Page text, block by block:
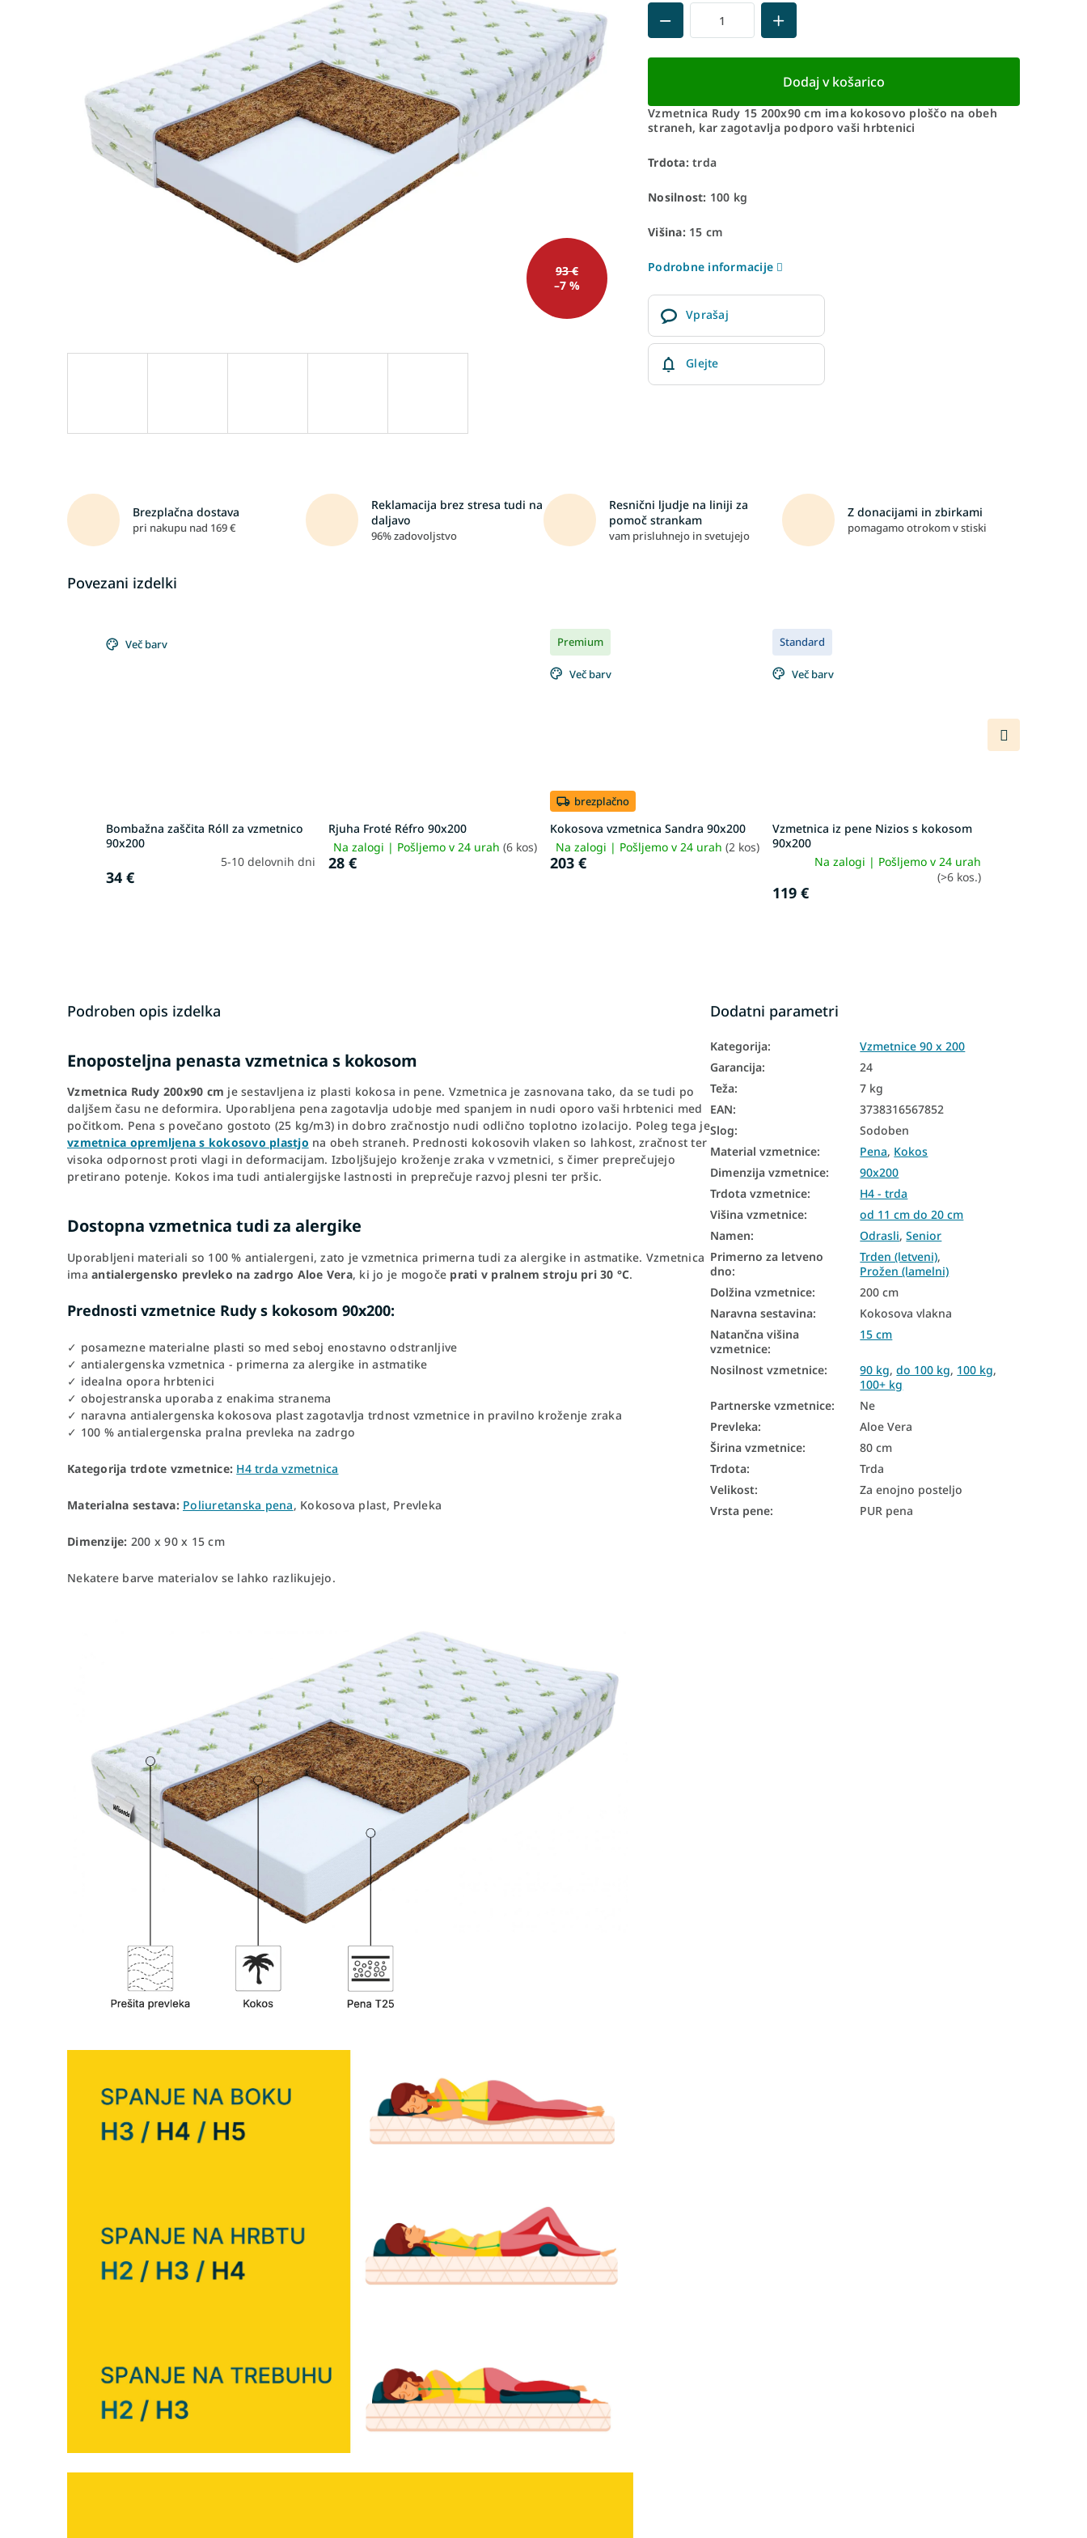
93 €
–7 %
Dodaj v košarico
Vzmetnica Rudy 15 200x90 cm ima kokosovo ploščo na obeh
straneh, kar zagotavlja podporo vaši hrbtenici
Trdota:trda
Nosilnost: 100 kg
Višina:15 cm
Podrobne informacije
Vprašaj
Glejte
Brezplačna dostava
pri nakupu nad 169 €
Reklamacija brez stresa tudi na
daljavo
96% zadovoljstvo
Resnični ljudje na liniji za
pomoč strankam
vam prisluhnejo in svetujejo
Z donacijami in zbirkami
pomagamo otrokom v stiski
Povezani izdelki
Več barv
Bombažna zaščita Róll za vzmetnico
90x200
5-10 delovnih dni
34 €
Rjuha Froté Réfro 90x200
Na zalogi | Pošljemo v 24 urah (6 kos)
28 €
Premium
Več barv
brezplačno
Kokosova vzmetnica Sandra 90x200
Na zalogi | Pošljemo v 24 urah (2 kos)
203 €
Standard
Več barv
Vzmetnica iz pene Nizios s kokosom
90x200
Na zalogi | Pošljemo v 24 urah
(>6 kos.)
119 €
Naslednji
izdelek
Podroben opis izdelka
Enoposteljna penasta vzmetnica s kokosom
Vzmetnica Rudy 200x90 cm je sestavljena iz plasti kokosa in pene. Vzmetnica je zasnovana tako, da se tudi po
daljšem času ne deformira. Uporabljena pena zagotavlja udobje med spanjem in nudi oporo vaši hrbtenici med
počitkom. Pena s povečano gostoto (25 kg/m3) in dobro zračnostjo nudi odlično toplotno izolacijo. Poleg tega je
vzmetnica opremljena s kokosovo plastjo na obeh straneh. Prednosti kokosovih vlaken so lahkost, zračnost ter
visoka odpornost proti vlagi in deformacijam. Izboljšujejo kroženje zraka v vzmetnici, s čimer preprečujejo
pretirano potenje. Kokos ima tudi antialergijske lastnosti in preprečuje razvoj plesni ter pršic.
Dostopna vzmetnica tudi za alergike
Uporabljeni materiali so 100 % antialergeni, zato je vzmetnica primerna tudi za alergike in astmatike. Vzmetnica
ima antialergensko prevleko na zadrgo Aloe Vera, ki jo je mogoče prati v pralnem stroju pri 30 °C.
Prednosti vzmetnice Rudy s kokosom 90x200:
✓ posamezne materialne plasti so med seboj enostavno odstranljive
✓ antialergenska vzmetnica - primerna za alergike in astmatike
✓ idealna opora hrbtenici
✓ obojestranska uporaba z enakima stranema
✓ naravna antialergenska kokosova plast zagotavlja trdnost vzmetnice in pravilno kroženje zraka
✓ 100 % antialergenska pralna prevleka na zadrgo
Kategorija trdote vzmetnice: H4 trda vzmetnica
Materialna sestava: Poliuretanska pena, Kokosova plast, Prevleka
Dimenzije: 200 x 90 x 15 cm
Nekatere barve materialov se lahko razlikujejo.
Dodatni parametri
Kategorija:
Vzmetnice 90 x 200
Garancija:
24
Teža:
7 kg
EAN:
3738316567852
Slog:
Sodoben
Material vzmetnice: Pena, Kokos
Dimenzija vzmetnice:
90x200
Trdota vzmetnice:
H4 - trda
Višina vzmetnice:
od 11 cm do 20 cm
Namen: Odrasli,Senior
Primerno za letveno
dno:
Trden (letveni),
Prožen (lamelni)
Dolžina vzmetnice:
200 cm
Naravna sestavina:
Kokosova vlakna
Natančna višina
vzmetnice:
15 cm
Nosilnost vzmetnice: 90 kg,do 100 kg, 100 kg,
100+ kg
Partnerske vzmetnice:
Ne
Prevleka:
Aloe Vera
Širina vzmetnice:
80 cm
Trdota:
Trda
Velikost:
Za enojno posteljo
Vrsta pene: PUR pena